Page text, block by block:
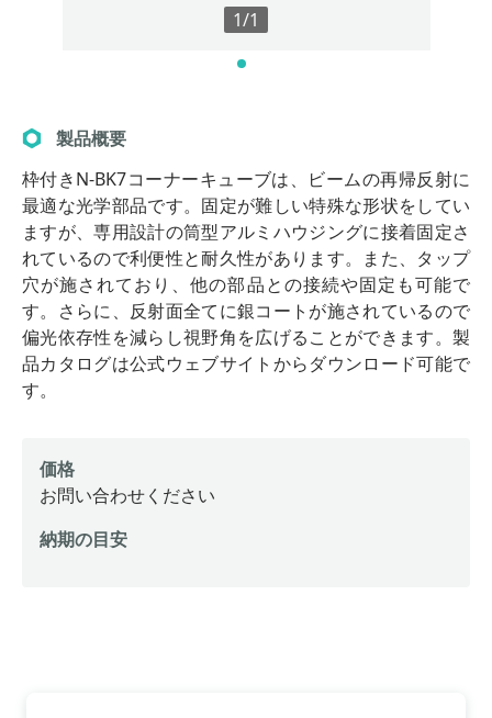
1/1
製品概要
枠付きN-BK7コーナーキューブは、ビームの再帰反射に
最適な光学部品です。固定が難しい特殊な形状をしてい
ますが、専用設計の筒型アルミハウジングに接着固定さ
れているので利便性と耐久性があります。また、タップ
穴が施されており、他の部品との接続や固定も可能で
す。さらに、反射面全てに銀コートが施されているので
偏光依存性を減らし視野角を広げることができます。製
品カタログは公式ウェブサイトからダウンロード可能で
す。
価格
お問い合わせください
納期の目安